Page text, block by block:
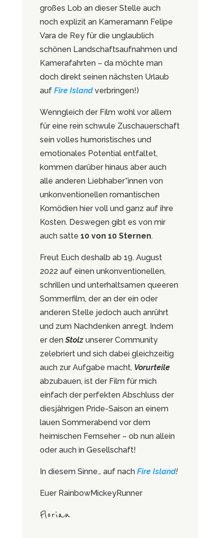
großes Lob an dieser Stelle auch
noch explizit an Kameramann Felipe
Vara de Rey für die unglaublich
schönen Landschaftsaufnahmen und
Kamerafahrten – da möchte man
doch direkt seinen nächsten Urlaub
auf Fire Islandverbringen!)
Wenngleich der Film wohl vor allem
für eine rein schwule Zuschauerschaft
sein volles humoristisches und
emotionales Potential entfaltet,
kommen darüber hinaus aber auch
alle anderen Liebhaber*innen von
unkonventionellen romantischen
Komödien hier voll und ganz auf ihre
Kosten. Deswegen gibt es von mir
auch satte 10 von 10 Sternen.
Freut Euch deshalb ab 19. August
2022 auf einen unkonventionellen,
schrillen und unterhaltsamen queeren
Sommerfilm, der an der ein oder
anderen Stelle jedoch auch anrührt
und zum Nachdenken anregt. Indem
er denStolzunserer Community
zelebriert und sich dabei gleichzeitig
auch zur Aufgabe macht, Vorurteile
abzubauen, ist der Film für mich
einfach der perfekten Abschluss der
diesjährigen Pride-Saison an einem
lauen Sommerabend vor dem
heimischen Fernseher – ob nun allein
oder auch in Gesellschaft!
In diesem Sinne… auf nach Fire Island!
Euer RainbowMickeyRunner
Florian